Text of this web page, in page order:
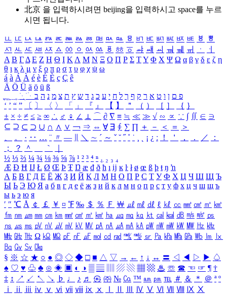
北京 을 입력하시려면 beijing을 입력하시고 space를 누르
시면 됩니다.
ㅥ ㅦ ㅧ ㅨ ㅩ ㅪ ㅫ ㅬ ㅭ ㅮ ㅯ ㅰ ㅱ ㅲ ㅳ ㅴ ㅵ ㅶ ㅷ ㅸ
ㅹ
ㅺ ㅻ ㅼ ㅽ ㅾ ㅿ ㆀ ㆁ ㆂ ㆃ ㆄ ㆅ ㆆ ㆇ ㆈ ㆉ ㆊ ㆋ ㆌ ㆍ
ㆎ
Α Β ΓΔ Ε Ζ Η Θ Ι ΚΛ Μ Ν Ξ Ο Π Ρ Σ ΤΥ Φ Χ Ψ Ω α β γ δ ε ζ η
θ ι κ λ μ ν ξ ο π ρ σ τ υ φ χ ψ ω
á à Á À é è É È ç Ç ê
Ä Ö Ü ä ö ü ß
ִֶֹ ֻּ ׁׂ פ ם ן ו ט א ר ק ף ך ל ח י ע כ ג ד ש ץ ת צ מ נ ה ב
‘ ’ “ ” 〔 〕 〈 〉 「 」 『 』 【 】 ＂ （ ） ［ ］ ｛ ｝
± × ÷ ≠ ≤ ≥ ∞ ∴ ♂ ♀ ∠ ⊥ ⌒ ∂ ∇ ≡ ≒ ≪ ≫ √ ∽ ∝ ∵ ∫ ∬ ∈ ∋
⊆ ⊇ ⊂ ⊃ ∪ ∩ ∧ ∨ ￢ ⇒ ⇔ ∀ ∃ ∮ ∑ ∏ ＋ － ＜ ＝
＞
、
。 · ‥ … ¨ 〃 ― ＼ ∼ ´ ～ ˇ ˘ ˝ ˚ ˙ ¸ ¡ ¿ ː ！ ＇ ， ． ／
：
；
？ ＾ ｀
½ ⅓ ⅔ ¼ ¾ ⅛ ⅜ ⅝ ⅞ ¹ ² ³ ⁴ ⁿ ₁ ₂ ₃ ₄
Æ Ð Ħ Ĳ Ł Ø Œ Þ Ŧ Ŋ æ đ ð ħ ı ĳ ĸ ŀ ł ø œ ß þ ŧ ŋ ŉ
А Б В Г Д Е Ё Ж З И Й К Л М Н О П Р С Т У Ф Х Ц Ч Ш Щ Ъ
Ы Ь Э Ю Я а б в г д е ё ж з и й к л м н о п р с т у ф х ц ч ш щ ъ
ы ь э ю я
′ ″ ℃ Å ￠ ￡ ￥ ¤ ℉ ‰ ＄ ％ Ｆ ￦ ㎕ ㎖ ㎗ ℓ ㎘ ㏄ ㎣ ㎤ ㎥ ㎦
㎙ ㎚ ㎛ ㎜ ㎝ ㎞ ㎟ ㎠ ㎡ ㎢ ㏊ ㎍ ㎎ ㎏ ㏏ ㎈ ㎉ ㏈ ㎧ ㎨ ㎰
㎱ ㎲ ㎳ ㎴ ㎵ ㎶ ㎷ ㎸ ㎹ ㎀ ㎁ ㎂ ㎃ ㎄ ㎺ ㎻ ㎽ ㎾ ㎿ ㎐ ㎑
㎒ ㎓ ㎔ Ω ㏀ ㏁ ㎊ ㎋ ㎌ ㏖ ㏅ ㎭ ㎮ ㎯ ㏛ ㎩ ㎪ ㎫ ㎬ ㏝ ㏐
㏓
㏃ ㏉ ㏜ ㏆
§ ※ ☆ ★ ○ ● ◎ ◇ ◆ □ ■ △ ▽ → ← ↑ ↓ ↔ 〓 ◁ ◀ ▷ ▶ ♤
♠ ♡ ♥ ♧ ♣ ⊙ ◈ ▣ ◐ ◑ ▒ ▤ ▨ ▧ ▦ ▩ ♨ ☏ ☎ ☜ ☞ ¶ †
‡ ↕ ↗ ↙ ↖ ↘ ♭ ♩ ♪ ♬ ㉿ ㈜ № ㏇ ™ ㏂ ㏘ ℡ ＃ ＆ ＊ ＠ ª º
ⅰ
ⅱ ⅲ ⅳ ⅴ ⅵ ⅶ ⅷ ⅸ ⅹ Ⅳ Ⅴ Ⅵ Ⅶ Ⅷ Ⅸ Ⅹ